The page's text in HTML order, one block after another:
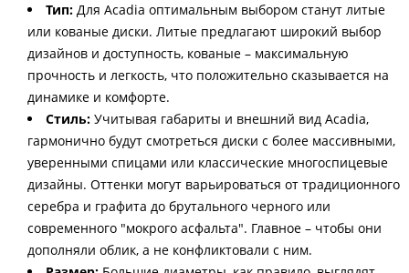
Тип: Для Acadia оптимальным выбором станут литые
или кованые диски. Литые предлагают широкий выбор
дизайнов и доступность, кованые – максимальную
прочность и легкость, что положительно сказывается на
динамике и комфорте.
Стиль: Учитывая габариты и внешний вид Acadia,
гармонично будут смотреться диски с более массивными,
уверенными спицами или классические многоспицевые
дизайны. Оттенки могут варьироваться от традиционного
серебра и графита до брутального черного или
современного "мокрого асфальта". Главное – чтобы они
дополняли облик, а не конфликтовали с ним.